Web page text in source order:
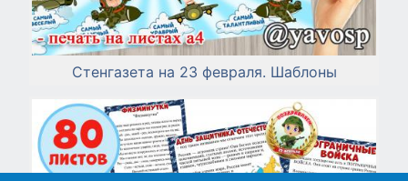
Стенгазета на 23 февраля. Шаблоны